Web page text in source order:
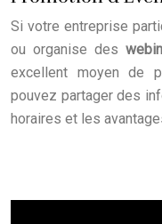
Si votre entreprise
ou organise des
excellent moyen de
pouvez partager des
horaires et les